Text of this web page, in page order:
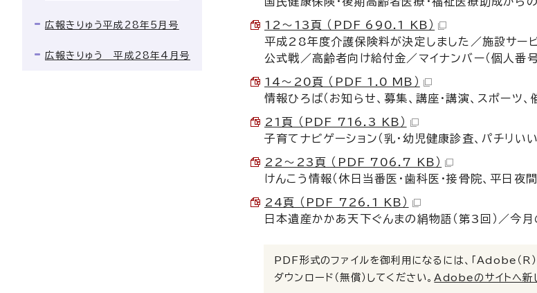
12～13頁 （PDF 690.1 KB）
平成28年度介護保険料が決定しました／施設サー
公式戦／高齢者向け給付金／マイナンバー（個人番
14～20頁 （PDF 1.0 MB）
情報ひろば（お知らせ、募集、講座・講演、スポーツ
21頁 （PDF 716.3 KB）
子育てナビゲーション（乳・幼児健康診査、パチリい
22～23頁 （PDF 706.7 KB）
けんこう情報（休日当番医・歯科医・接骨院、平日夜
24頁 （PDF 726.1 KB）
日本遺産かかあ天下ぐんまの絹物語（第3回）／今
PDF形式のファイルを御利用になるには、「Adobe（R
ダウンロード（無償）してください。 Adobeのサイトへ新
広報きりゅう平成28年5月号
広報きりゅう 平成28年4月号